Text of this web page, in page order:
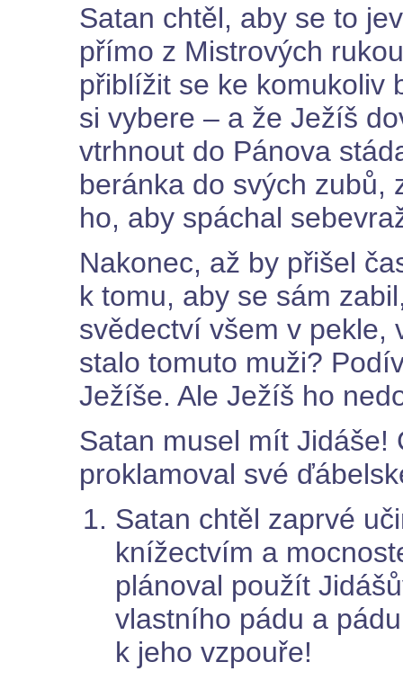
Satan chtěl, aby se to
přímo z Mistrových
přiblížit se ke komukoliv
si vybere – a že Ježíš
vtrhnout do Pánova
beránka do svých zubů,
ho, aby spáchal
Nakonec, až by přišel
k tomu, aby se sám
svědectví všem v pekle,
stalo tomuto muži?
Ježíše. Ale Ježíš ho
Satan musel mít Jidáše!
proklamoval své
Satan chtěl zaprvé
knížectvím a
plánoval použít
vlastního pádu a
k jeho vzpouře!